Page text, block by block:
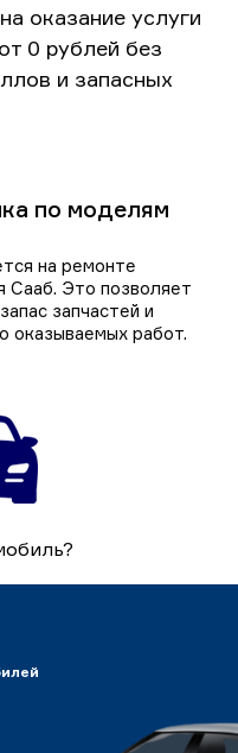
оказание услуги
0 рублей без
и запасных
по моделям
на ремонте
Сааб. Это позволяет
запчастей и
оказываемых работ.